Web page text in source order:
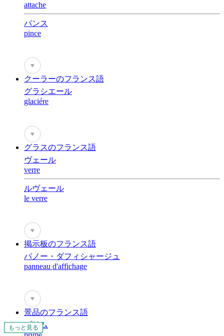
もっと見る
もっと見る
もっと見る
もっと見る
もっと見る
もっと見る
もっと見る
もっと見る
もっと見る
もっと見る
もっと見る
attache
パンス
pince
♥
クーラーのフランス語
グラシエール
glaciére
♥
グラスのフランス語
ヴェール
verre
ルヴェール
le verre
♥
掲示板のフランス語
パノー・ダフィシャージュ
panneau d'affichage
♥
景品のフランス語
プリム
もっと見る
もっと見る
もっと見る
もっと見る
もっと見る
もっと見る
もっと見る
もっと見る
もっと見る
もっと見る